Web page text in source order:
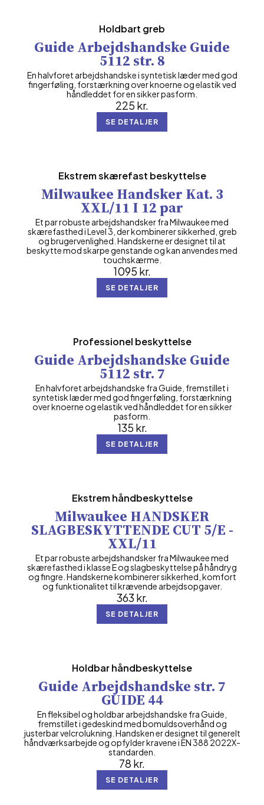
Holdbart greb
Guide Arbejdshandske Guide
5112 str. 8
En halvforet arbejdshandske i syntetisk læder med god
fingerføling, forstærkning over knoerne og elastik ved
håndleddet for en sikker pasform.
225 kr.
SE DETALJER
Ekstrem skærefast beskyttelse
Milwaukee Handsker Kat. 3
XXL/11 I 12 par
Et par robuste arbejdshandsker fra Milwaukee med
skærefasthed i Level 3, der kombinerer sikkerhed, greb
og brugervenlighed. Handskerne er designet til at
beskytte mod skarpe genstande og kan anvendes med
touchskærme.
1095 kr.
SE DETALJER
Professionel beskyttelse
Guide Arbejdshandske Guide
5112 str. 7
En halvforet arbejdshandske fra Guide, fremstillet i
syntetisk læder med god fingerføling, forstærkning
over knoerne og elastik ved håndleddet for en sikker
pasform.
135 kr.
SE DETALJER
Ekstrem håndbeskyttelse
Milwaukee HANDSKER
SLAGBESKYTTENDE CUT 5/E -
XXL/11
Et par robuste arbejdshandsker fra Milwaukee med
skærefasthed i klasse E og slagbeskyttelse på håndryg
og fingre. Handskerne kombinerer sikkerhed, komfort
og funktionalitet til krævende arbejdsopgaver.
363 kr.
SE DETALJER
Holdbar håndbeskyttelse
Guide Arbejdshandske str. 7
GUIDE 44
En fleksibel og holdbar arbejdshandske fra Guide,
fremstillet i gedeskind med bomuldsoverhånd og
justerbar velcrolukning. Handsken er designet til generelt
håndværksarbejde og opfylder kravene i EN 388 2022X-
standarden.
78 kr.
SE DETALJER